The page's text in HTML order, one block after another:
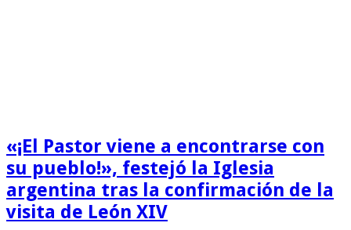
«¡El Pastor viene a encontrarse con
su pueblo!», festejó la Iglesia
argentina tras la confirmación de la
visita de León XIV